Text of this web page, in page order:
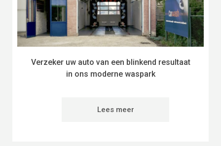
Verzeker uw auto van een blinkend resultaat
in ons moderne waspark
Lees meer